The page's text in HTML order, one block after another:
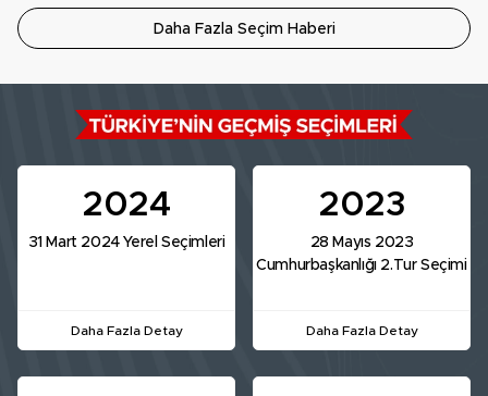
Daha Fazla Seçim Haberi
2024
31 Mart 2024 Yerel Seçimleri
Daha Fazla Detay
2023
28 Mayıs 2023
Cumhurbaşkanlığı 2.Tur Seçimi
Daha Fazla Detay